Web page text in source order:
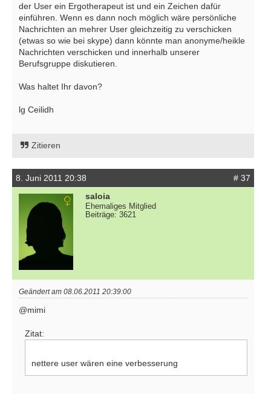
der User ein Ergotherapeut ist und ein Zeichen dafür
einführen. Wenn es dann noch möglich wäre persönliche
Nachrichten an mehrer User gleichzeitig zu verschicken
(etwas so wie bei skype) dann könnte man anonyme/heikle
Nachrichten verschicken und innerhalb unserer
Berufsgruppe diskutieren.
Was haltet Ihr davon?
lg Ceilidh
Zitieren
8. Juni 2011 20:38
# 37
saloia
Ehemaliges Mitglied
Beiträge: 3621
Geändert am 08.06.2011 20:39:00
@mimi
Zitat:
nettere user wären eine verbesserung